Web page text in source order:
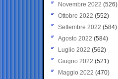
Novembre 2022 (526)
Ottobre 2022 (552)
Settembre 2022 (584)
Agosto 2022 (584)
Luglio 2022 (562)
Giugno 2022 (521)
Maggio 2022 (470)